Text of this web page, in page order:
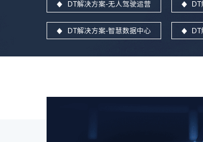
DT解决方案-无人驾驶运营
DT解决方案-智慧数据中心